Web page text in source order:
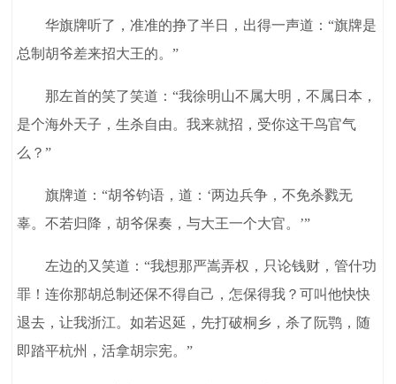
华旗牌听了，准准的挣了半日，出得一声道：“旗牌是
总制胡爷差来招大王的。”
那左首的笑了笑道：“我徐明山不属大明，不属日本，
是个海外天子，生杀自由。我来就招，受你这干鸟官气
么？”
旗牌道：“胡爷钧语，道：‘两边兵争，不免杀戮无
辜。不若归降，胡爷保奏，与大王一个大官。’”
左边的又笑道：“我想那严嵩弄权，只论钱财，管什功
罪！连你那胡总制还保不得自己，怎保得我？可叫他快快
退去，让我浙江。如若迟延，先打破桐乡，杀了阮鹗，随
即踏平杭州，活拿胡宗宪。”